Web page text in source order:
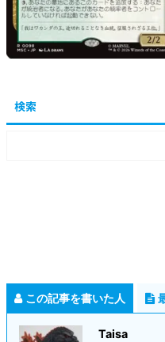
検索
この記事を書いた人
Taisa